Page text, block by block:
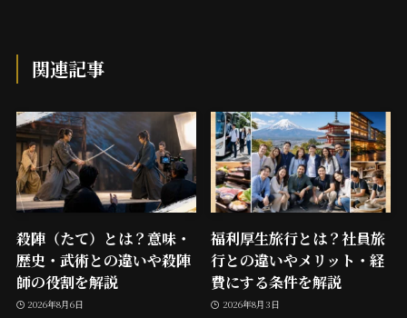
関連記事
殺陣（たて）とは？意味・
歴史・武術との違いや殺陣
師の役割を解説
2026年8月6日
福利厚生旅行とは？社員旅
行との違いやメリット・経
費にする条件を解説
2026年8月3日